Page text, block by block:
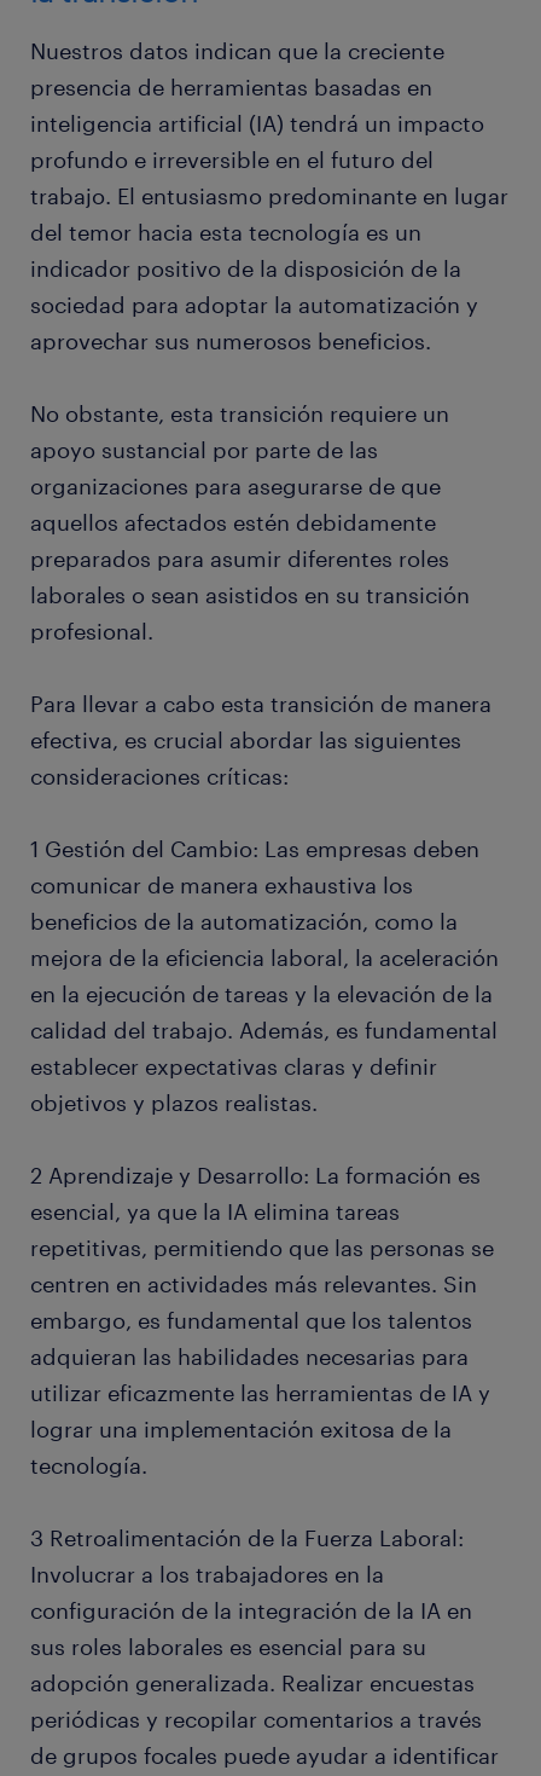
Nuestros datos indican que la creciente
presencia de herramientas basadas en
inteligencia artificial (IA) tendrá un impacto
profundo e irreversible en el futuro del
trabajo. El entusiasmo predominante en lugar
del temor hacia esta tecnología es un
indicador positivo de la disposición de la
sociedad para adoptar la automatización y
aprovechar sus numerosos beneficios.
No obstante, esta transición requiere un
apoyo sustancial por parte de las
organizaciones para asegurarse de que
aquellos afectados estén debidamente
preparados para asumir diferentes roles
laborales o sean asistidos en su transición
profesional.
Para llevar a cabo esta transición de manera
efectiva, es crucial abordar las siguientes
consideraciones críticas:
1 Gestión del Cambio: Las empresas deben
comunicar de manera exhaustiva los
beneficios de la automatización, como la
mejora de la eficiencia laboral, la aceleración
en la ejecución de tareas y la elevación de la
calidad del trabajo. Además, es fundamental
establecer expectativas claras y definir
objetivos y plazos realistas.
2 Aprendizaje y Desarrollo: La formación es
esencial, ya que la IA elimina tareas
repetitivas, permitiendo que las personas se
centren en actividades más relevantes. Sin
embargo, es fundamental que los talentos
adquieran las habilidades necesarias para
utilizar eficazmente las herramientas de IA y
lograr una implementación exitosa de la
tecnología.
3 Retroalimentación de la Fuerza Laboral:
Involucrar a los trabajadores en la
configuración de la integración de la IA en
sus roles laborales es esencial para su
adopción generalizada. Realizar encuestas
periódicas y recopilar comentarios a través
de grupos focales puede ayudar a identificar